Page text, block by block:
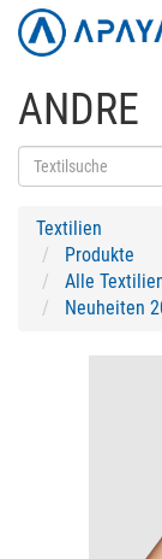
ANDRE
Textilien
Produkte
Alle
Neuheiten